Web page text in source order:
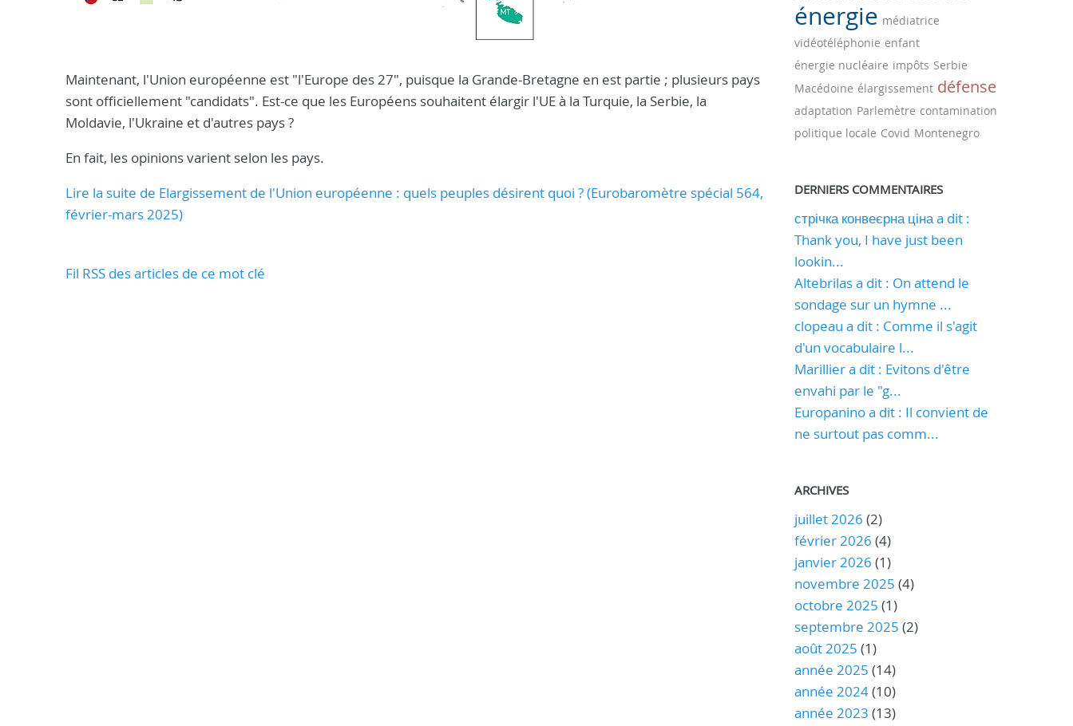
Maintenant, l'Union européenne est "l'Europe des 27", puisque la Grande-Bretagne en est partie ; plusieurs pays
sont officiellement "candidats". Est-ce que les Européens souhaitent élargir l'UE à la Turquie, la Serbie, la
Moldavie, l'Ukraine et d'autres pays ?
En fait, les opinions varient selon les pays.
Lire la suite de Elargissement de l'Union européenne : quels peuples désirent quoi ? (Eurobaromètre spécial 564,
février-mars 2025)
Fil RSS des articles de ce mot clé
énergie médiatrice
vidéotéléphonie enfant
énergie nucléaire impôts Serbie
Macédoine élargissement défense
adaptation Parlemètre contamination
politique locale Covid Montenegro
DERNIERS COMMENTAIRES
стрічка конвеєрна ціна a dit :
Thank you, I have just been
lookin...
Altebrilas a dit : On attend le
sondage sur un hymne ...
clopeau a dit : Comme il s'agit
d'un vocabulaire l...
Marillier a dit : Evitons d'être
envahi par le "g...
Europanino a dit : Il convient de
ne surtout pas comm...
ARCHIVES
juillet 2026 (2)
février 2026 (4)
janvier 2026 (1)
novembre 2025 (4)
octobre 2025 (1)
septembre 2025 (2)
août 2025 (1)
année 2025 (14)
année 2024(10)
année 2023 (13)